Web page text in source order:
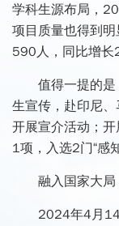
学科生源布局，
项目质量也得到
590人，同比增长
值得一提的
生宣传，赴印尼
开展宣介活动；开
1项，入选2门“感
融入国家大局
2024年4月